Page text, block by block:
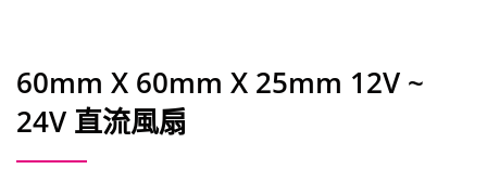
60mm X 60mm X 25mm 12V ~
24V 直流風扇